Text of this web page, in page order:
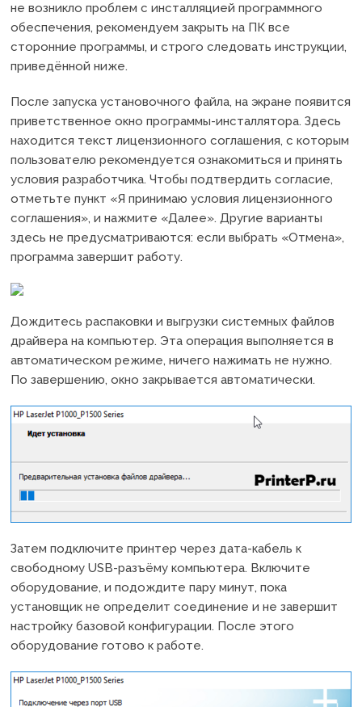
не возникло проблем с инсталляцией программного
обеспечения, рекомендуем закрыть на ПК все
сторонние программы, и строго следовать инструкции,
приведённой ниже.
После запуска установочного файла, на экране появится
приветственное окно программы-инсталлятора. Здесь
находится текст лицензионного соглашения, с которым
пользователю рекомендуется ознакомиться и принять
условия разработчика. Чтобы подтвердить согласие,
отметьте пункт «Я принимаю условия лицензионного
соглашения», и нажмите «Далее». Другие варианты
здесь не предусматриваются: если выбрать «Отмена»,
программа завершит работу.
Дождитесь распаковки и выгрузки системных файлов
драйвера на компьютер. Эта операция выполняется в
автоматическом режиме, ничего нажимать не нужно.
По завершению, окно закрывается автоматически.
Затем подключите принтер через дата-кабель к
свободному USB-разъёму компьютера. Включите
оборудование, и подождите пару минут, пока
установщик не определит соединение и не завершит
настройку базовой конфигурации. После этого
оборудование готово к работе.